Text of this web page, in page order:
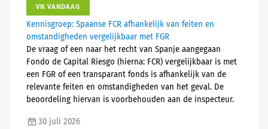
VN VANDAAG
Kennisgroep: Spaanse FCR afhankelijk van feiten en
omstandigheden vergelijkbaar met FGR
De vraag of een naar het recht van Spanje aangegaan
Fondo de Capital Riesgo (hierna: FCR) vergelijkbaar is met
een FGR of een transparant fonds is afhankelijk van de
relevante feiten en omstandigheden van het geval. De
beoordeling hiervan is voorbehouden aan de inspecteur.
30 juli 2026